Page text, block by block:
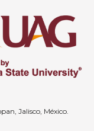
Jalisco, México.